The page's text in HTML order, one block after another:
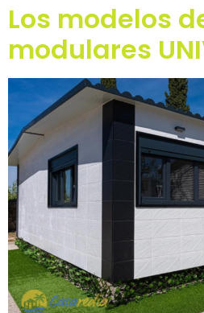
Los modelos
modulares